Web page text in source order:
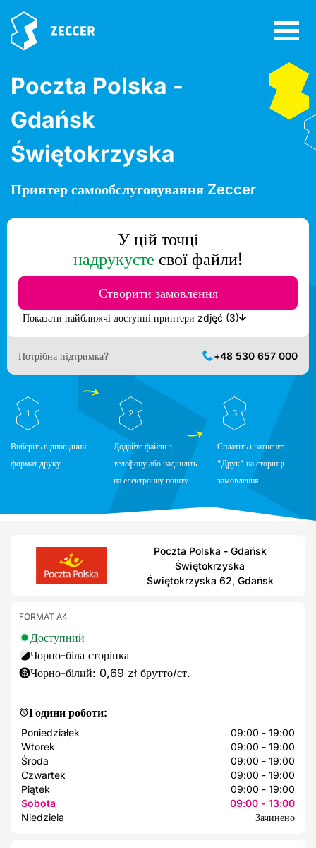
Poczta Polska -
Gdańsk
Świętokrzyska
Принтер самообслуговування Zeccer
У цій точці
надрукуєте свої файли!
Створити замовлення
Показати найближчі доступні принтери zdjęć (3)
Потрібна підтримка? +48 530 657 000
1
Виберіть відповідний
формат друку
2
Додайте файли з
телефону або надішліть
на електронну пошту
3
Сплатіть і натисніть
"Друк" на сторінці
замовлення
Poczta Polska - Gdańsk
Świętokrzyska
Świętokrzyska 62, Gdańsk
Години роботи:
Poniedziałek
09:00 - 19:00
Wtorek
09:00 - 19:00
Środa
09:00 - 19:00
Czwartek
09:00 - 19:00
Piątek
09:00 - 19:00
Sobota
09:00 - 13:00
Niedziela
Зачинено
FORMAT A4
Доступний
Чорно-біла сторінка
Чорно-білий: 0,69 zł брутто/ст.